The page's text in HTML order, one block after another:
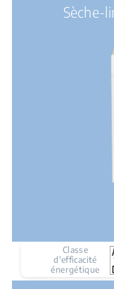
Sèche-
Classe
d'efficacité
énergétique